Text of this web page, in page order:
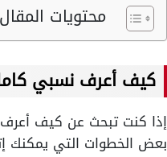
محتويات المقال
كيف أعرف نسبي
إذا كنت تبحث عن كيف
بعض الخطوات التي يمكنك